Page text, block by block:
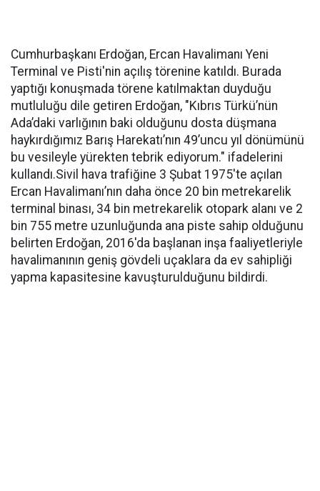
Cumhurbaşkanı Erdoğan, Ercan Havalimanı Yeni
Terminal ve Pisti'nin açılış törenine katıldı. Burada
yaptığı konuşmada törene katılmaktan duyduğu
mutluluğu dile getiren Erdoğan, "Kıbrıs Türkü’nün
Ada’daki varlığının baki olduğunu dosta düşmana
haykırdığımız Barış Harekatı’nın 49’uncu yıl dönümünü
bu vesileyle yürekten tebrik ediyorum." ifadelerini
kullandı.Sivil hava trafiğine 3 Şubat 1975'te açılan
Ercan Havalimanı’nın daha önce 20 bin metrekarelik
terminal binası, 34 bin metrekarelik otopark alanı ve 2
bin 755 metre uzunluğunda ana piste sahip olduğunu
belirten Erdoğan, 2016'da başlanan inşa faaliyetleriyle
havalimanının geniş gövdeli uçaklara da ev sahipliği
yapma kapasitesine kavuşturulduğunu bildirdi.